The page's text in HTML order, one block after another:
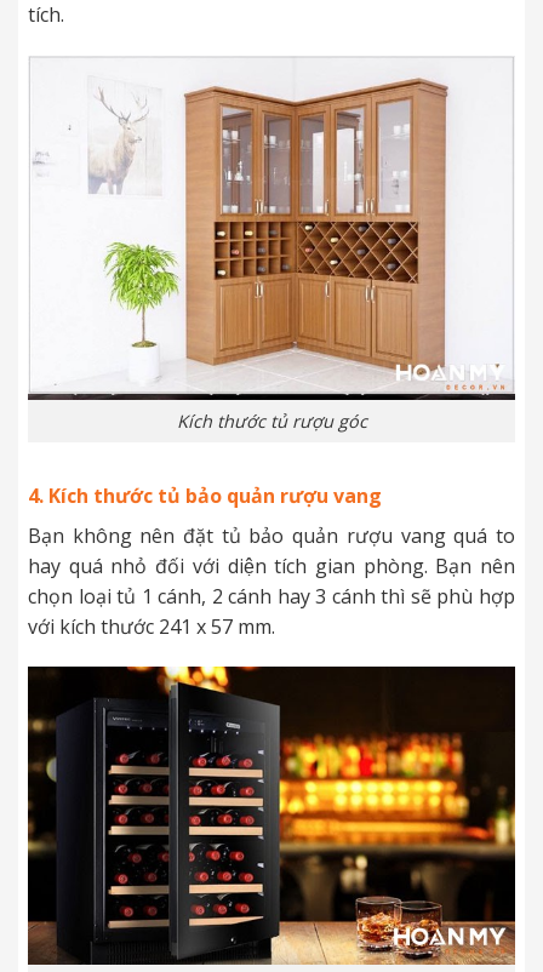
tích.
Kích thước tủ rượu góc
4. Kích thước tủ bảo quản rượu vang
Bạn không nên đặt tủ bảo quản rượu vang quá to
hay quá nhỏ đối với diện tích gian phòng. Bạn nên
chọn loại tủ 1 cánh, 2 cánh hay 3 cánh thì sẽ phù hợp
với kích thước 241 x 57 mm.